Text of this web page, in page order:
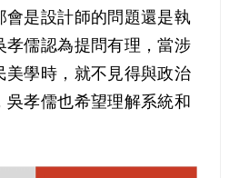
會是設計師的問題還是執
孝儒認為提問有理，當涉
美學時，就不見得與政治
吳孝儒也希望理解系統和